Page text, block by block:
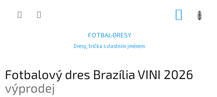
FOTBAL-DRESY
Dresy, trička s vlastním jménem
Fotbalový dres Brazília VINI 2026
výprodej